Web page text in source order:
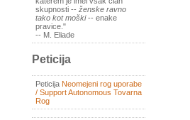
skupnosti -- ženske ravno
tako kot moški-- enake
pravice."
-- M. Eliade
Peticija
Peticija Neomejeni rog uporabe
/ Support Autonomous Tovarna
Rog